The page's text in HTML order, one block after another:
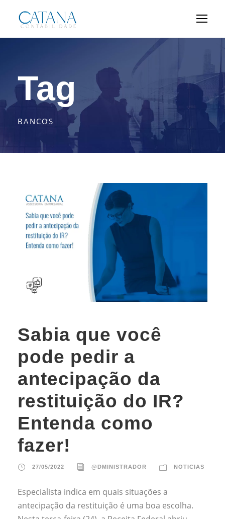
Tag
BANCOS
Sabia que você
pode pedir a
antecipação da
restituição do IR?
Entenda como
fazer!
27/05/2022 @DMINISTRADOR NOTICIAS
Especialista indica em quais situações a
antecipação da restituição é uma boa escolha.